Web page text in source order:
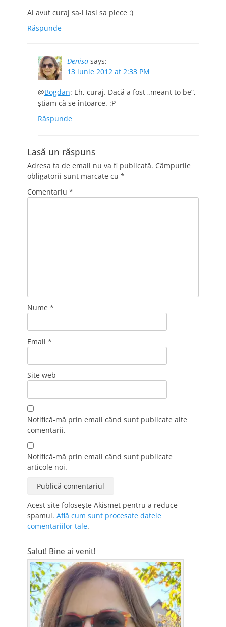
Ai avut curaj sa-l lasi sa plece :)
Răspunde
Denisa says:
13 iunie 2012 at 2:33 PM
@Bogdan: Eh, curaj. Dacă a fost „meant to be”,
ştiam că se întoarce. :P
Răspunde
Lasă un răspuns
Adresa ta de email nu va fi publicată. Câmpurile
obligatorii sunt marcate cu *
Comentariu *
Nume *
Email *
Site web
Notifică-mă prin email când sunt publicate alte
comentarii.
Notifică-mă prin email când sunt publicate
articole noi.
Acest site folosește Akismet pentru a reduce
spamul. Află cum sunt procesate datele
comentariilor tale.
Salut! Bine ai venit!